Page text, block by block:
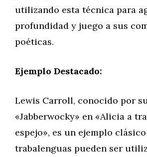
utilizando esta técnica para
profundidad y juego a sus
poéticas.
Ejemplo Destacado:
Lewis Carroll, conocido por
«Jabberwocky» en «Alicia a
espejo», es un ejemplo
trabalenguas pueden ser